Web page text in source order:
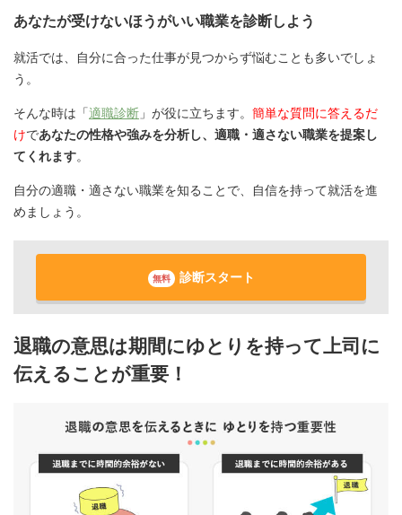
あなたが受けないほうがいい職業を診断しよう
就活では、自分に合った仕事が見つからず悩むことも多いでしょ
う。
そんな時は「適職診断 」が役に立ちます。 簡単な質問に答えるだ
けであなたの性格や強みを分析し、適職・適さない職業を提案し
てくれます。
自分の適職・適さない職業を知ることで、自信を持って就活を進
めましょう。
無料 診断スタート
退職の意思は期間にゆとりを持って上司に
伝えることが重要！